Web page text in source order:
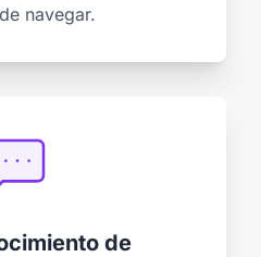
navegar.
de